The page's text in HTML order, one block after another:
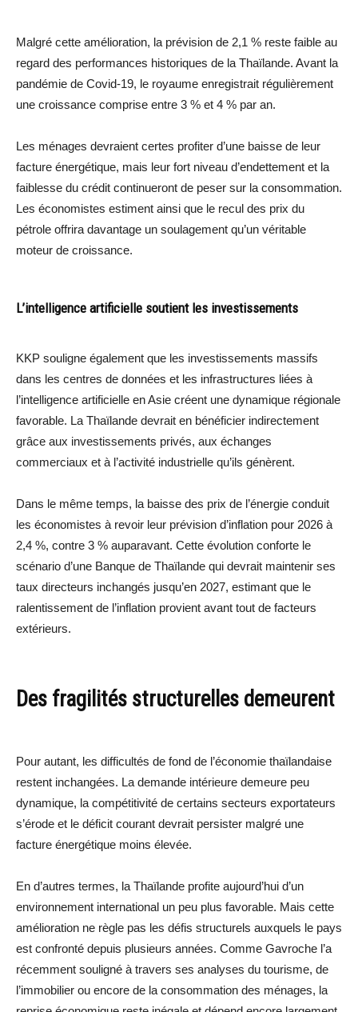
Malgré cette amélioration, la prévision de 2,1 % reste faible au
regard des performances historiques de la Thaïlande. Avant la
pandémie de Covid-19, le royaume enregistrait régulièrement
une croissance comprise entre 3 % et 4 % par an.
Les ménages devraient certes profiter d’une baisse de leur
facture énergétique, mais leur fort niveau d’endettement et la
faiblesse du crédit continueront de peser sur la consommation.
Les économistes estiment ainsi que le recul des prix du
pétrole offrira davantage un soulagement qu’un véritable
moteur de croissance.
L’intelligence artificielle soutient les investissements
KKP souligne également que les investissements massifs
dans les centres de données et les infrastructures liées à
l’intelligence artificielle en Asie créent une dynamique régionale
favorable. La Thaïlande devrait en bénéficier indirectement
grâce aux investissements privés, aux échanges
commerciaux et à l’activité industrielle qu’ils génèrent.
Dans le même temps, la baisse des prix de l’énergie conduit
les économistes à revoir leur prévision d’inflation pour 2026 à
2,4 %, contre 3 % auparavant. Cette évolution conforte le
scénario d’une Banque de Thaïlande qui devrait maintenir ses
taux directeurs inchangés jusqu’en 2027, estimant que le
ralentissement de l’inflation provient avant tout de facteurs
extérieurs.
Des fragilités structurelles demeurent
Pour autant, les difficultés de fond de l’économie thaïlandaise
restent inchangées. La demande intérieure demeure peu
dynamique, la compétitivité de certains secteurs exportateurs
s’érode et le déficit courant devrait persister malgré une
facture énergétique moins élevée.
En d’autres termes, la Thaïlande profite aujourd’hui d’un
environnement international un peu plus favorable. Mais cette
amélioration ne règle pas les défis structurels auxquels le pays
est confronté depuis plusieurs années. Comme Gavroche l’a
récemment souligné à travers ses analyses du tourisme, de
l’immobilier ou encore de la consommation des ménages, la